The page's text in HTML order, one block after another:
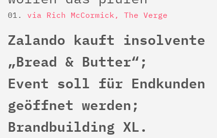
via Rich McCormick, The Verge
Zalando kauft insolvente
„Bread & Butter“;
Event soll für Endkunden
geöffnet werden;
Brandbuilding XL.